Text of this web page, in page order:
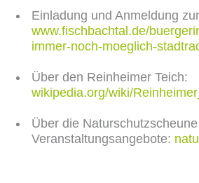
Einladung und Anmeldung
www.fischbachtal.de/
immer-noch-moeglich-
Über den Reinheimer Teich:
wikipedia.org/wiki/
Über die
Veranstaltungsangebote: